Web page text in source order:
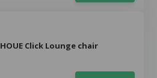
HOUE Click Lounge chair